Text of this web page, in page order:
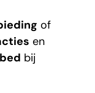
of
en